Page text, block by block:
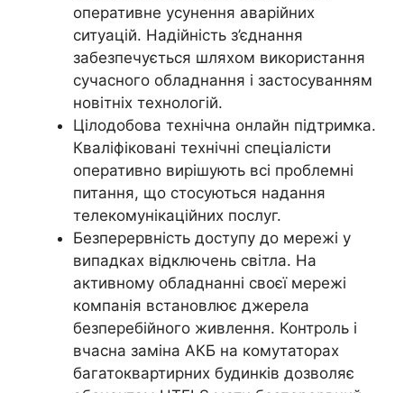
оперативне усунення аварійних
ситуацій. Надійність з’єднання
забезпечується шляхом використання
сучасного обладнання і застосуванням
новітніх технологій.
Цілодобова технічна онлайн підтримка.
Кваліфіковані технічні спеціалісти
оперативно вирішують всі проблемні
питання, що стосуються надання
телекомунікаційних послуг.
Безперервність доступу до мережі у
випадках відключень світла. На
активному обладнанні своєї мережі
компанія встановлює джерела
безперебійного живлення. Контроль і
вчасна заміна АКБ на комутаторах
багатоквартирних будинків дозволяє